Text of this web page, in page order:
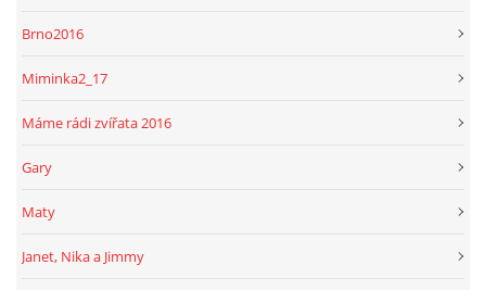
Brno2016
Miminka2_17
Máme rádi zvířata 2016
Gary
Maty
Janet, Nika a Jimmy